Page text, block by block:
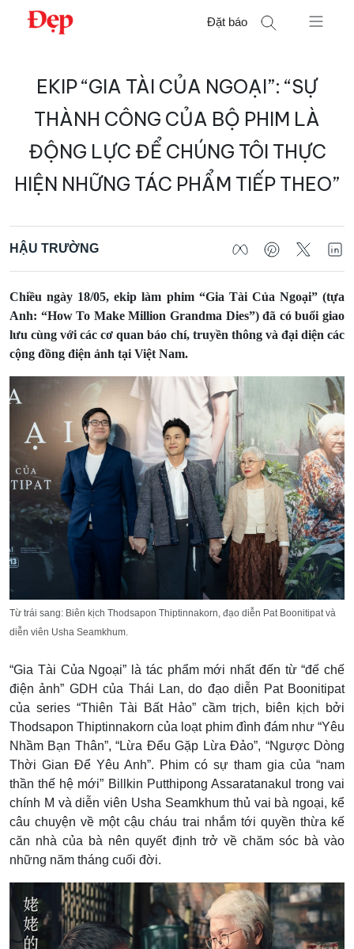
Chuyển
Đặt báo
kiếmEKIP “GIA TÀI CỦA NGOẠI”: “SỰ
THÀNH CÔNG CỦA BỘ PHIM LÀ
ĐỘNG LỰC ĐỂ CHÚNG TÔI THỰC
HIỆN NHỮNG TÁC PHẨM TIẾP THEO”
HẬU TRƯỜNG
Chiều ngày 18/05, ekip làm phim “Gia Tài Của Ngoại” (tựa
Anh: “How To Make Million Grandma Dies”) đã có buổi giao
lưu cùng với các cơ quan báo chí, truyền thông và đại diện các
cộng đồng điện ảnh tại Việt Nam.
Từ trái sang: Biên kịch Thodsapon Thiptinnakorn, đạo diễn Pat Boonitipat và
diễn viên Usha Seamkhum.
“Gia Tài Của Ngoại” là tác phẩm mới nhất đến từ “đế chế
điện ảnh” GDH của Thái Lan, do đạo diễn Pat Boonitipat
của series “Thiên Tài Bất Hảo” cầm trịch, biên kịch bởi
Thodsapon Thiptinnakorn của loạt phim đình đám như “Yêu
Nhầm Bạn Thân”, “Lừa Đểu Gặp Lừa Đảo”, “Ngược Dòng
Thời Gian Để Yêu Anh”. Phim có sự tham gia của “nam
thần thế hệ mới” Billkin Putthipong Assaratanakul trong vai
chính M và diễn viên Usha Seamkhum thủ vai bà ngoại, kể
câu chuyện về một cậu cháu trai nhắm tới quyền thừa kế
căn nhà của bà nên quyết định trở về chăm sóc bà vào
những năm tháng cuối đời.